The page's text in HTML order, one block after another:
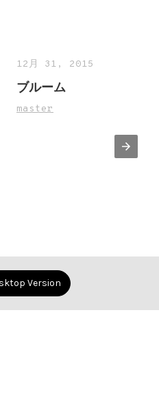
12月 31, 2015
ブルーム
master
Version